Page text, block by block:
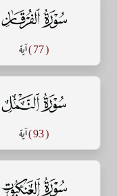
سورة الفرقان
( 77 ) آية
سورة النمل
( 93 ) آية
سورة العنكبوت